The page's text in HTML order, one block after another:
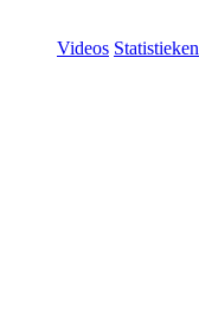
Videos Statistieken